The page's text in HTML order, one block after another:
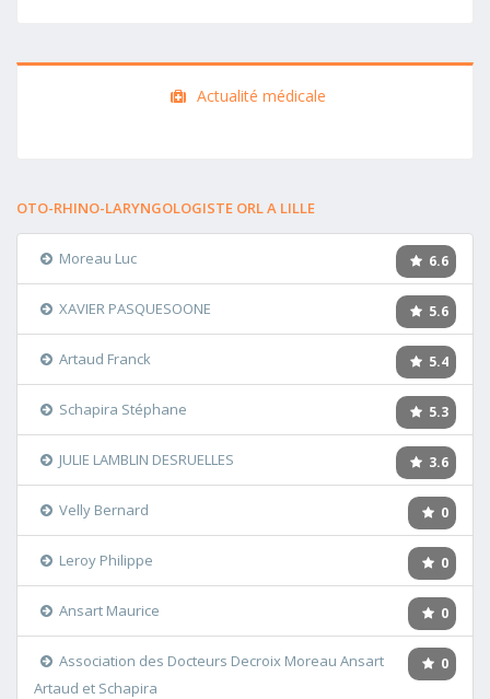
Actualité médicale
OTO-RHINO-LARYNGOLOGISTE ORL A LILLE
6.6
Moreau Luc
5.6
XAVIER PASQUESOONE
5.4
Artaud Franck
5.3
Schapira Stéphane
3.6
JULIE LAMBLIN DESRUELLES
0
Velly Bernard
0
Leroy Philippe
0
Ansart Maurice
0
Association des Docteurs Decroix Moreau Ansart
Artaud et Schapira